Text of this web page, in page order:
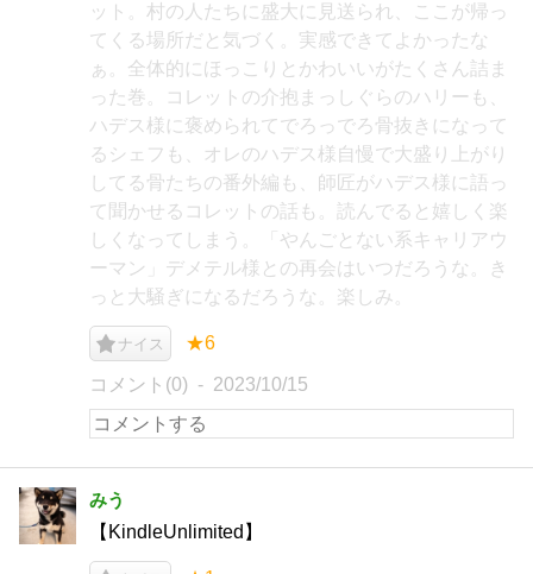
ット。村の人たちに盛大に見送られ、ここが帰っ
てくる場所だと気づく。実感できてよかったな
ぁ。全体的にほっこりとかわいいがたくさん詰ま
った巻。コレットの介抱まっしぐらのハリーも、
ハデス様に褒められてでろっでろ骨抜きになって
るシェフも、オレのハデス様自慢で大盛り上がり
してる骨たちの番外編も、師匠がハデス様に語っ
て聞かせるコレットの話も。読んでると嬉しく楽
しくなってしまう。「やんごとない系キャリアウ
ーマン」デメテル様との再会はいつだろうな。き
っと大騒ぎになるだろうな。楽しみ。
ナイス ★6
コメント(0) 2023/10/15
みう
【KindleUnlimited】